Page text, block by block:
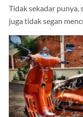
Tidak sekadar punya,
juga tidak segan